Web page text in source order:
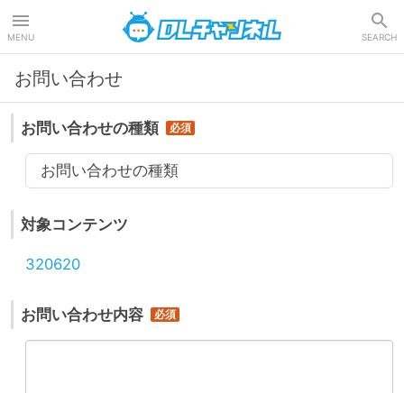
MENU SEARCH
お問い合わせ
お問い合わせの種類
お問い合わせの種類
対象コンテンツ
320620
お問い合わせ内容